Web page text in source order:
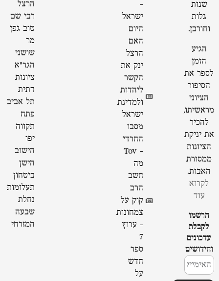
שנות
גלות
וחורבן.
הגיע
הזמן
לספר את
הסיפור
הציוני
מראשיתו,
להכיר
את יניקת
הציונות
ממסורת
האבות.
לקרוא
עוד
הרשמו
לקבלת
עדכונים
וחידושים
-
ישראל
היום
האם
הרצל
ינק את
הקשר
ליהדות
ולמדינת
ישראל
מסבו
החרדי
- Tov
מה
חשב
הרב
קוק על
צמחונות
- ערוץ
7
ספר
חדש
על
הרצל
רבי שם
טוב גפן
מר
שושני
הגר"א
ציונות
דתית
תל אביב
פתח
תקווה
יפו
הישוב
הישן
ביטחון
תעלומות
נחלת
שבעה
המזרחי